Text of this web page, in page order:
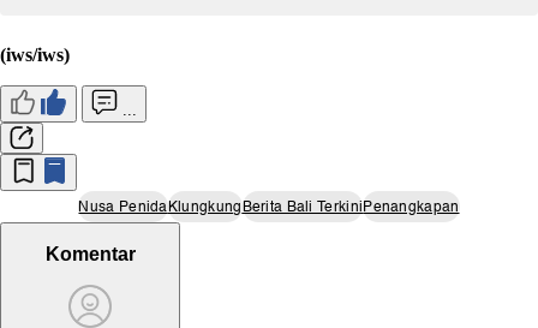
(iws/iws)
Nusa PenidaKlungkungBerita Bali TerkiniPenangkapan
Komentar